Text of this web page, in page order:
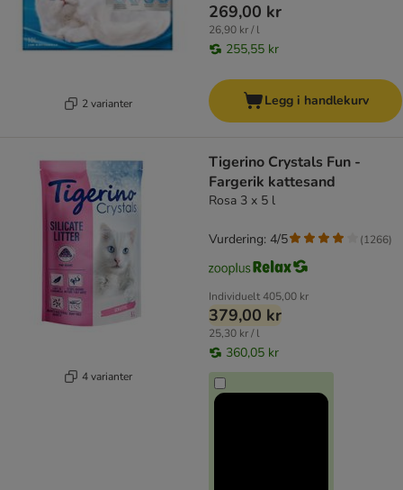
2 varianter
269,00 kr
26,90 kr / l
255,55 kr
Legg i handlekurv
4 varianter
Tigerino Crystals Fun -
Fargerik kattesand
Rosa 3 x 5 l
Individuelt405,00 kr
379,00 kr
25,30 kr / l
360,05 kr
Vurdering: 4/5 (1266)